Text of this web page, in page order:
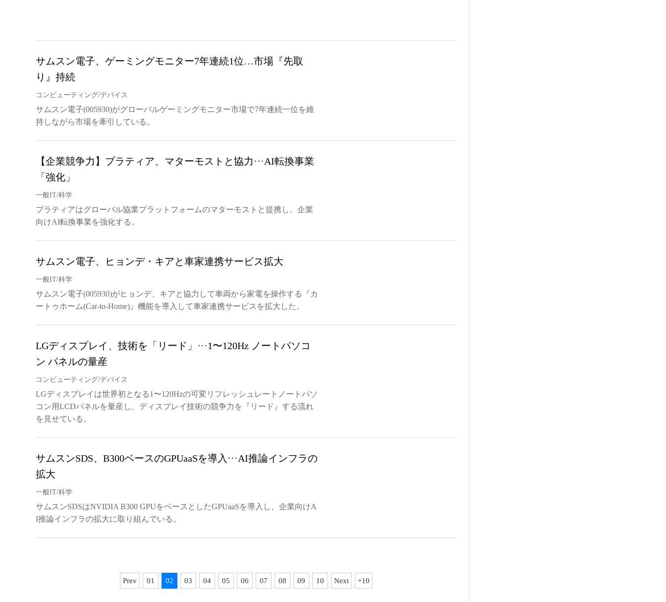
サムスン電子、ゲーミングモニター7年連続1位…市場『先取
り』持続
コンピューティング/デバイス
サムスン電子(005930)がグローバルゲーミングモニター市場で7年連続一位を維
持しながら市場を牽引している。
【企業競争力】プラティア、マターモストと協力···AI転換事業
「強化」
一般IT/科学
プラティアはグローバル協業プラットフォームのマターモストと提携し、企業
向けAI転換事業を強化する。
サムスン電子、ヒョンデ・キアと車家連携サービス拡大
一般IT/科学
サムスン電子(005930)がヒョンデ、キアと協力して車両から家電を操作する『カ
ートゥホーム(Car-to-Home)』機能を導入して車家連携サービスを拡大した。
LGディスプレイ、技術を「リード」···1〜120Hz ノートパソコ
ン パネルの量産
コンピューティング/デバイス
LGディスプレイは世界初となる1〜120Hzの可変リフレッシュレートノートパソ
コン用LCDパネルを量産し、ディスプレイ技術の競争力を『リード』する流れ
を見せている。
サムスンSDS、B300ベースのGPUaaSを導入···AI推論インフラの
拡大
一般IT/科学
サムスンSDSはNVIDIA B300 GPUをベースとしたGPUaaSを導入し、企業向けA
I推論インフラの拡大に取り組んでいる。
Prev 01 02 03 04 05 06 07 08 09 10 Next +10